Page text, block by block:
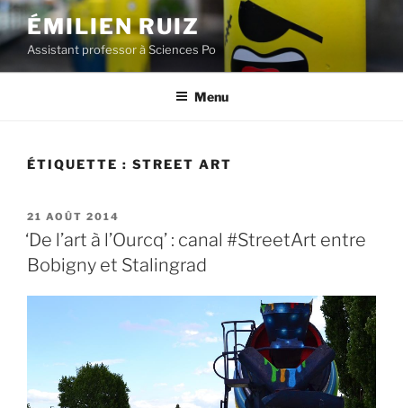
Aller
au
contenu
principal
ÉMILIEN RUIZ
Assistant professor à Sciences Po
Menu
ÉTIQUETTE : STREET ART
PUBLIÉ
LE
21 AOÛT 2014
‘De l’art à l’Ourcq’ : canal #StreetArt entre
Bobigny et Stalingrad